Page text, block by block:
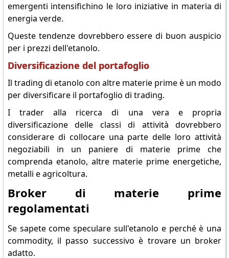
emergenti intensifichino le loro iniziative in materia di
energia verde.
Queste tendenze dovrebbero essere di buon auspicio
per i prezzi dell'etanolo.
Diversificazione del portafoglio
Il trading di etanolo con altre materie prime è un modo
per diversificare il portafoglio di trading.
I trader alla ricerca di una vera e propria
diversificazione delle classi di attività dovrebbero
considerare di collocare una parte delle loro attività
negoziabili in un paniere di materie prime che
comprenda etanolo, altre materie prime energetiche,
metalli e agricoltura.
Broker di materie prime
regolamentati
Se sapete come speculare sull'etanolo e perché è una
commodity, il passo successivo è trovare un broker
adatto.